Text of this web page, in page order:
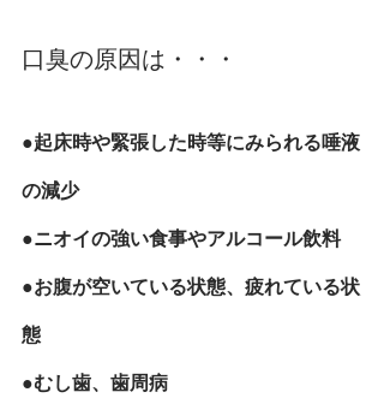
口臭の原因は・・・
●起床時や緊張した時等にみられる唾液
の減少
●ニオイの強い食事やアルコール飲料
●お腹が空いている状態、疲れている状
態
●むし歯、歯周病